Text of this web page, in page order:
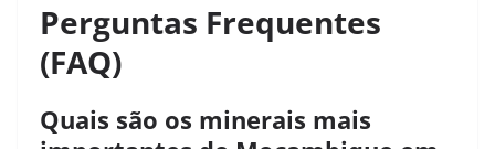
Perguntas Frequentes
(FAQ)
Quais são os minerais mais